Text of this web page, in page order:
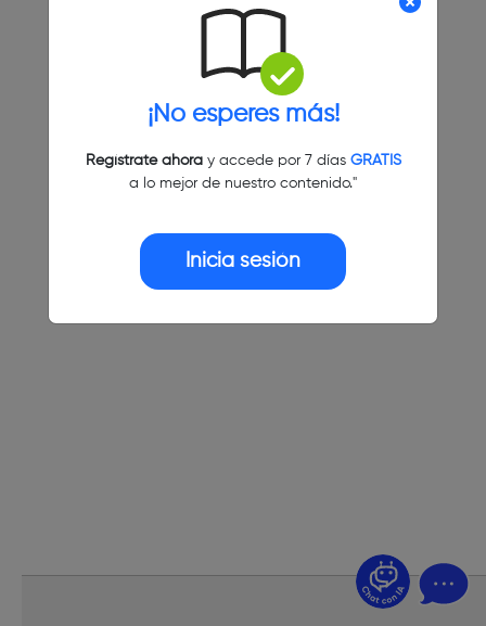
¡No esperes más!
Regístrate ahoray accede por 7 días GRATIS
a lo mejor de nuestro contenido."
Inicia sesión